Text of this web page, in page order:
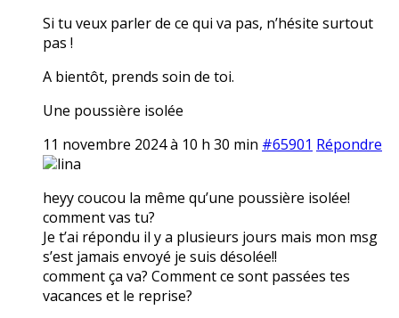
Si tu veux parler de ce qui va pas, n’hésite surtout
pas !
A bientôt, prends soin de toi.
Une poussière isolée
11 novembre 2024 à 10 h 30 min #65901 Répondre
lina
heyy coucou la même qu’une poussière isolée!
comment vas tu?
Je t’ai répondu il y a plusieurs jours mais mon msg
s’est jamais envoyé je suis désolée!!
comment ça va? Comment ce sont passées tes
vacances et le reprise?